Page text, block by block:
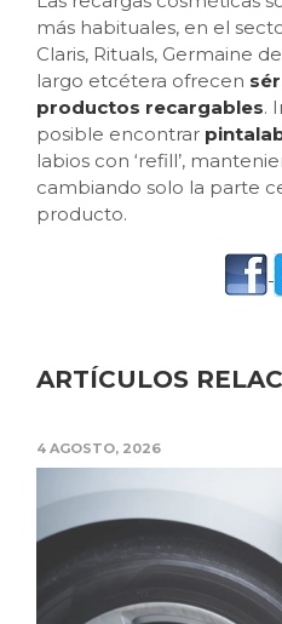
más habituales, en el
Claris, Rituals, Germaine
largo etcétera ofrecen
productos recargables.
posible encontrar
labios con ‘refill’,
cambiando solo la parte
producto.
ARTÍCULOS
4 AGOSTO, 2026